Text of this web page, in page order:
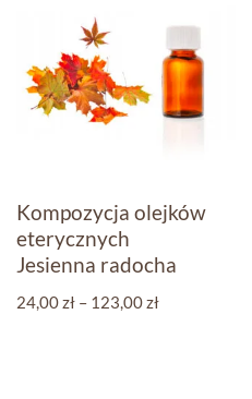
Kompozycja olejków
eterycznych
Jesienna radocha
24,00zł – 123,00zł